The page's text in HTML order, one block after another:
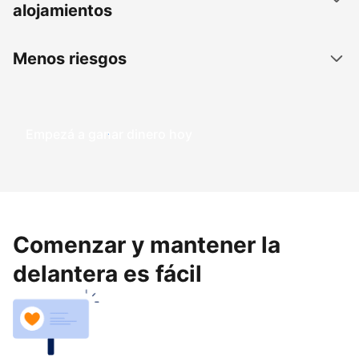
alojamientos
Menos riesgos
Empezá a ganar dinero hoy
Comenzar y mantener la
delantera es fácil